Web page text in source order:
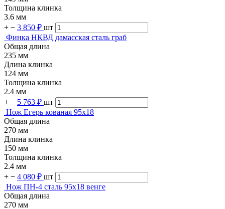
Толщина клинка
3.6 мм
+ − 3 850 ₽ шт
Финка НКВД дамасская сталь граб
Общая длина
235 мм
Длина клинка
124 мм
Толщина клинка
2.4 мм
+ − 5 763 ₽ шт
Нож Егерь кованая 95х18
Общая длина
270 мм
Длина клинка
150 мм
Толщина клинка
2.4 мм
+ − 4 080 ₽ шт
Нож ПН-4 сталь 95х18 венге
Общая длина
270 мм